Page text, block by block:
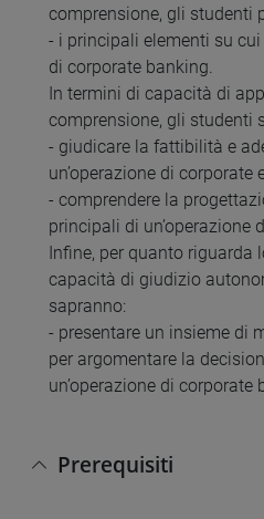
comprensione, gli studenti
- i principali elementi su
di corporate banking.
In termini di capacità di
comprensione, gli studenti
- giudicare la fattibilità e
un’operazione di corporate
- comprendere la
principali di un’operazione
Infine, per quanto riguarda
capacità di giudizio
sapranno:
- presentare un insieme di
per argomentare la
un’operazione di corporate
Prerequisiti